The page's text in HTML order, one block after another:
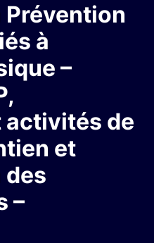
Prévention
à
–
activités de
et
–